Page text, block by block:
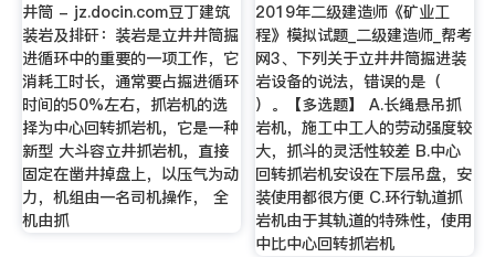
井筒 - jz.docin.com豆丁建筑
装岩及排矸：装岩是立井井筒掘
进循环中的重要的一项工作，它
消耗工时长，通常要占掘进循环
时间的50%左右，抓岩机的选
择为中心回转抓岩机，它是一种
新型 大斗容立井抓岩机，直接
固定在凿井掉盘上，以压气为动
力，机组由一名司机操作， 全
机由抓
2019年二级建造师《矿业工
程》模拟试题_二级建造师_帮考
网3、下列关于立井井筒掘进装
岩设备的说法，错误的是（
）。【多选题】 A.长绳悬吊抓
岩机，施工中工人的劳动强度较
大，抓斗的灵活性较差 B.中心
回转抓岩机安设在下层吊盘，安
装使用都很方便 C.环行轨道抓
岩机由于其轨道的特殊性，使用
中比中心回转抓岩机